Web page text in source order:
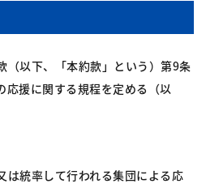
（以下、「本約款」という）第9条
応援に関する規程を定める（以
は統率して行われる集団による応